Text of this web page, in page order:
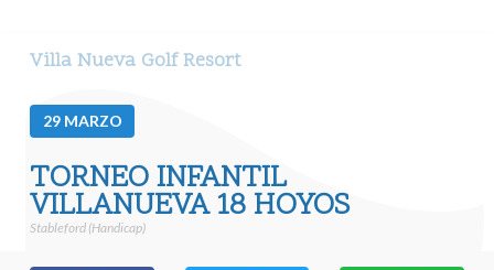
Villa Nueva Golf Resort
29 MARZO
TORNEO INFANTIL
VILLANUEVA 18 HOYOS
Stableford (Handicap)